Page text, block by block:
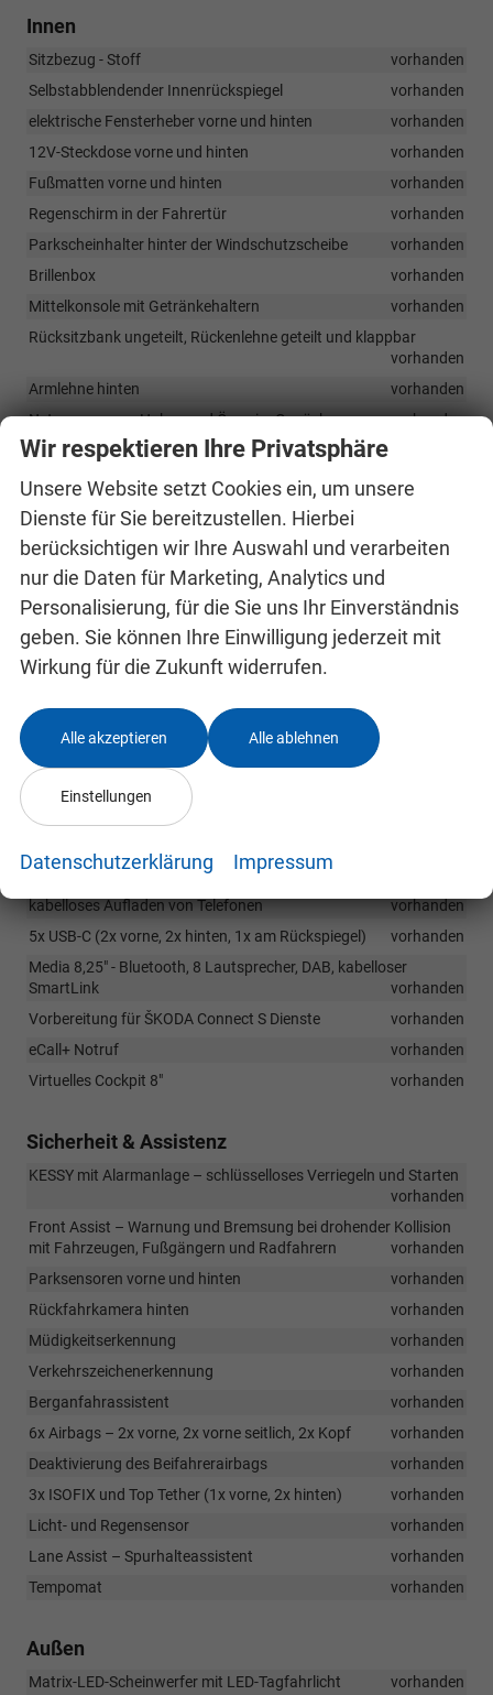
Innen
Sitzbezug - Stoff
vorhanden
Selbstabblendender Innenrückspiegel
vorhanden
elektrische Fensterheber vorne und hinten
vorhanden
12V-Steckdose vorne und hinten
vorhanden
Fußmatten vorne und hinten
vorhanden
Regenschirm in der Fahrertür
vorhanden
Parkscheinhalter hinter der Windschutzscheibe
vorhanden
Brillenbox
vorhanden
Mittelkonsole mit Getränkehaltern
vorhanden
Rücksitzbank ungeteilt, Rückenlehne geteilt und klappbar
vorhanden
Armlehne hinten
vorhanden
Netzprogramm, Haken und Ösen im Gepäckraum
vorhanden
Zweizonen-Climatronic
beheizte Vordersitze
vorhanden
Höhenverstellbarer Fahrer- und Beifahrersitz
Lordosenstützen an den Vordersitzen
vorhanden
Armlehne vorne mit JumboBox
Taschen auf der Rückseite der Vordersitze
vorhanden
Längs- und höhenverstellbares Lenkrad
vorhanden
Zweifarbige LED-Ambientebeleuchtung
Sportpedalabdeckungen
Dekorative Einstiegsleisten
Beheizbares Sport-Multifunktionslederlenkrad (für DSG mit
Schaltwippen).
Infotainment & Kommunikation
kabelloses Aufladen von Telefonen
vorhanden
5x USB-C (2x vorne, 2x hinten, 1x am Rückspiegel)
vorhanden
Media 8,25" - Bluetooth, 8 Lautsprecher, DAB, kabelloser
SmartLink
vorhanden
Vorbereitung für ŠKODA Connect S Dienste
vorhanden
eCall+ Notruf
vorhanden
Virtuelles Cockpit 8"
vorhanden
Sicherheit & Assistenz
KESSY mit Alarmanlage – schlüsselloses Verriegeln und Starten
vorhanden
Front Assist – Warnung und Bremsung bei drohender Kollision
mit Fahrzeugen, Fußgängern und Radfahrern
vorhanden
Parksensoren vorne und hinten
vorhanden
Rückfahrkamera hinten
vorhanden
Müdigkeitserkennung
vorhanden
Verkehrszeichenerkennung
vorhanden
Berganfahrassistent
vorhanden
6x Airbags – 2x vorne, 2x vorne seitlich, 2x Kopf
vorhanden
Deaktivierung des Beifahrerairbags
vorhanden
3x ISOFIX und Top Tether (1x vorne, 2x hinten)
vorhanden
Licht- und Regensensor
vorhanden
Lane Assist – Spurhalteassistent
vorhanden
Tempomat
vorhanden
Außen
Matrix-LED-Scheinwerfer mit LED-Tagfahrlicht vorhanden
Wir respektieren Ihre Privatsphäre
Unsere Website setzt Cookies ein, um unsere
Dienste für Sie bereitzustellen. Hierbei
berücksichtigen wir Ihre Auswahl und verarbeiten
nur die Daten für Marketing, Analytics und
Personalisierung, für die Sie uns Ihr Einverständnis
geben. Sie können Ihre Einwilligung jederzeit mit
Wirkung für die Zukunft widerrufen.
Alle akzeptieren Alle ablehnen
Einstellungen
Datenschutzerklärung Impressum